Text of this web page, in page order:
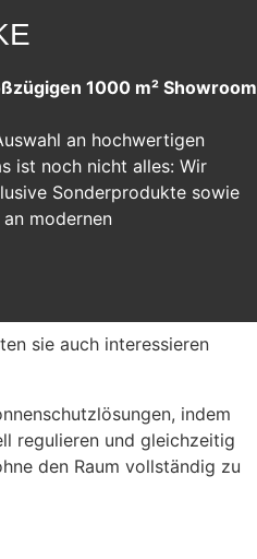
1000 m² Showroom
an hochwertigen
ist noch nicht alles: Wir
Sonderprodukte sowie
modernen
sie auch interessieren
indem
regulieren und gleichzeitig
den Raum vollständig zu